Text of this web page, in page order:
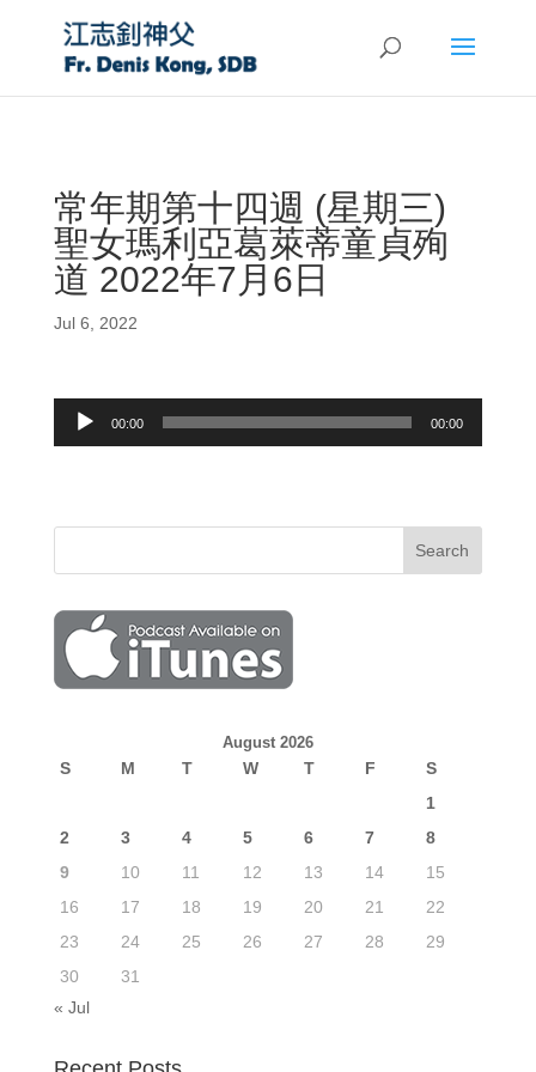
常年期第十四週 (星期三)
聖女瑪利亞葛萊蒂童貞殉
道 2022年7月6日
Jul 6, 2022
Audio
00:00 00:00
August 2026
S M T W T F
S
1
2
3 4 5 6 7
8
9
10 11 12 13 14
15
16
17 18 19 20 21
22
23
24 25 26 27 28
29
30
31
« Jul